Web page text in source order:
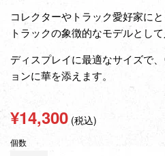
コレクターやトラック愛好家に
トラックの象徴的なモデルとして
ディスプレイに最適なサイズで
ョンに華を添えます。
通
常
価
¥14,300 (税込)
個数